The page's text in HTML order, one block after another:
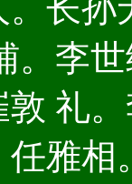
长孙
。李
礼
雅相